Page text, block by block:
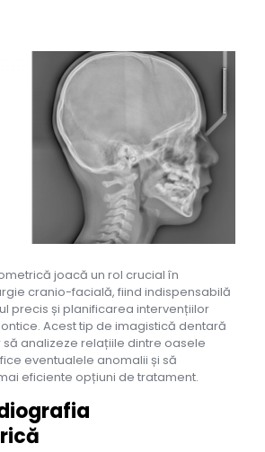
joacă un rol crucial în
cranio-facială, fiind indispensabilă
precis și planificarea intervențiilor
Acest tip de imagistică dentară
analizeze relațiile dintre oasele
eventualele anomalii și să
eficiente opțiuni de tratament.